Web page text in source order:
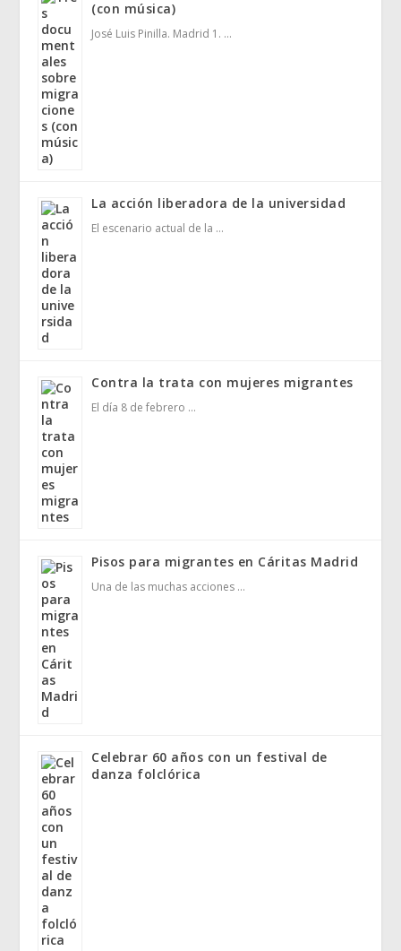
(con música)
José Luis Pinilla. Madrid 1. …
La acción liberadora de la universidad
El escenario actual de la …
Contra la trata con mujeres migrantes
El día 8 de febrero …
Pisos para migrantes en Cáritas Madrid
Una de las muchas acciones …
Celebrar 60 años con un festival de
danza folclórica